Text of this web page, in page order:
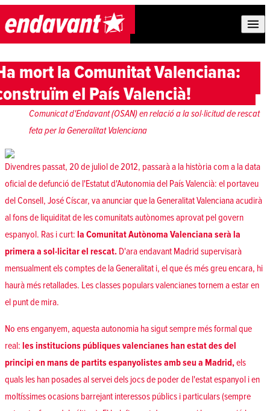
Skip to content
mort la Comunitat Valenciana:
el País Valencià!
Comunicat d'Endavant (OSAN) en relació a la sol·licitud de rescat
feta per la Generalitat Valenciana
Divendres passat, 20 de juliol de 2012, passarà a la història com a la data
oficial de defunció de l'Estatut d'Autonomia del País Valencià: el portaveu
del Consell, José Císcar, va anunciar que la Generalitat Valenciana acudirà
al fons de liquiditat de les comunitats autònomes aprovat pel govern
espanyol. Ras i curt: la Comunitat Autònoma Valenciana serà la
primera a sol·licitar el rescat. D'ara endavant Madrid supervisarà
mensualment els comptes de la Generalitat i, el que és més greu encara, hi
haurà més retallades. Les classes populars valencianes tornem a estar en
el punt de mira.
No ens enganyem, aquesta autonomia ha sigut sempre més formal que
real: les institucions públiques valencianes han estat des del
principi en mans de partits espanyolistes amb seu a Madrid,els
quals les han posades al servei dels jocs de poder de l'estat espanyol i en
moltíssimes ocasions barrejant interessos públics i particulars (sempre